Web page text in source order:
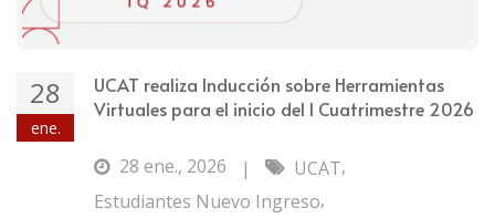
28
ene.
UCAT realiza Inducción sobre Herramientas
Virtuales para el inicio del I Cuatrimestre 2026
28 ene., 2026 | UCAT,
Estudiantes Nuevo Ingreso,